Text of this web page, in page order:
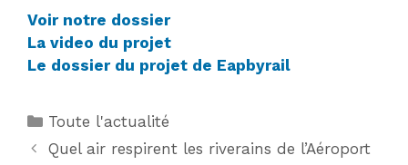
Voir notre dossier
La video du projet
Le dossier du projet de Eapbyrail
Catégories
Toute l'actualité
Quel air respirent les riverains de l’Aéroport